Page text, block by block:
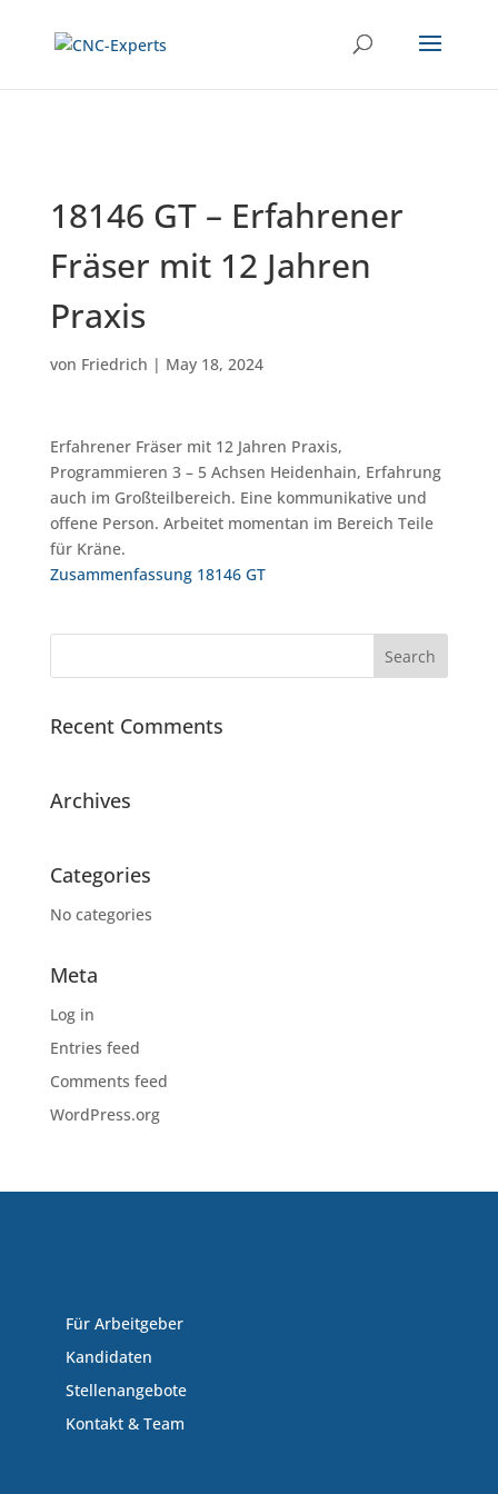
18146 GT – Erfahrener
Fräser mit 12 Jahren
Praxis
von Friedrich | May 18, 2024
Erfahrener Fräser mit 12 Jahren Praxis,
Programmieren 3 – 5 Achsen Heidenhain, Erfahrung
auch im Großteilbereich. Eine kommunikative und
offene Person. Arbeitet momentan im Bereich Teile
für Kräne.
Zusammenfassung 18146 GT
Recent Comments
Archives
Categories
No categories
Meta
Log in
Entries feed
Comments feed
WordPress.org
Für Arbeitgeber
Kandidaten
Stellenangebote
Kontakt & Team